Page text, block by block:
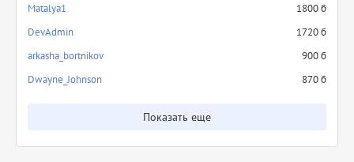
Matalya1
1800 б
DevAdmin
1720 б
arkasha_bortnikov
900 б
Dwayne_Johnson
870 б
Показать еще